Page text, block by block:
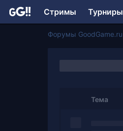
Стримы Турниры
Форумы GoodGame.ru
Тема